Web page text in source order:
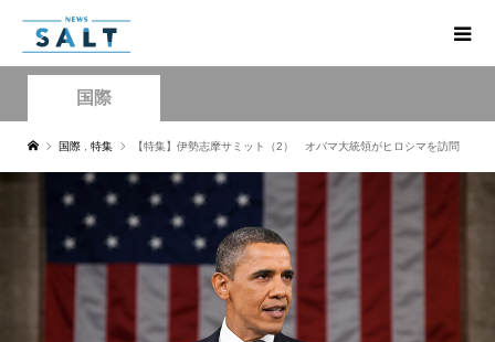
国際
国際 特集 【特集】伊勢志摩サミット（2） オバマ大統領がヒロシマを訪問